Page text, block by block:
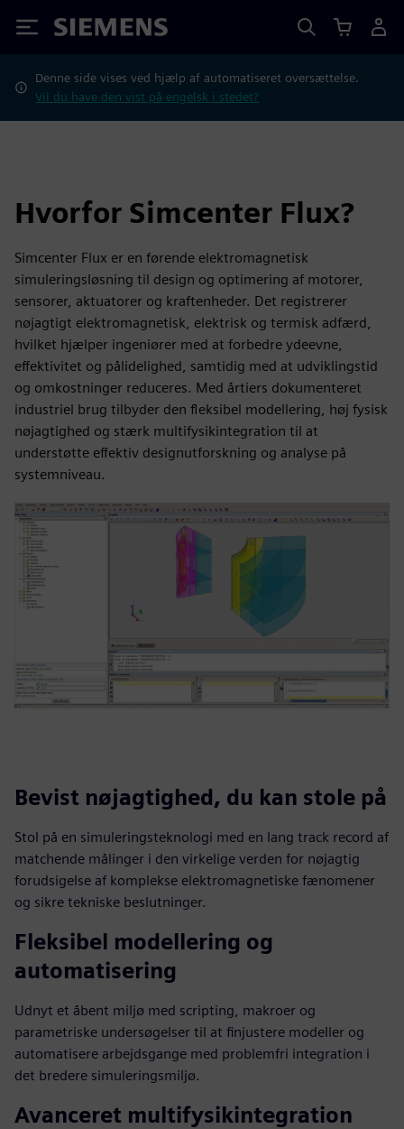
Siemens
Denne side vises ved hjælp af automatiseret oversættelse.
Vil du have den vist på engelsk i stedet?
Hvorfor Simcenter Flux?
Simcenter Flux er en førende elektromagnetisk
simuleringsløsning til design og optimering af motorer,
sensorer, aktuatorer og kraftenheder. Det registrerer
nøjagtigt elektromagnetisk, elektrisk og termisk adfærd,
hvilket hjælper ingeniører med at forbedre ydeevne,
effektivitet og pålidelighed, samtidig med at udviklingstid
og omkostninger reduceres. Med årtiers dokumenteret
industriel brug tilbyder den fleksibel modellering, høj fysisk
nøjagtighed og stærk multifysikintegration til at
understøtte effektiv designutforskning og analyse på
systemniveau.
Bevist nøjagtighed, du kan stole på
Stol på en simuleringsteknologi med en lang track record af
matchende målinger i den virkelige verden for nøjagtig
forudsigelse af komplekse elektromagnetiske fænomener
og sikre tekniske beslutninger.
Fleksibel modellering og
automatisering
Udnyt et åbent miljø med scripting, makroer og
parametriske undersøgelser til at finjustere modeller og
automatisere arbejdsgange med problemfri integration i
det bredere simuleringsmiljø.
Avanceret multifysikintegration